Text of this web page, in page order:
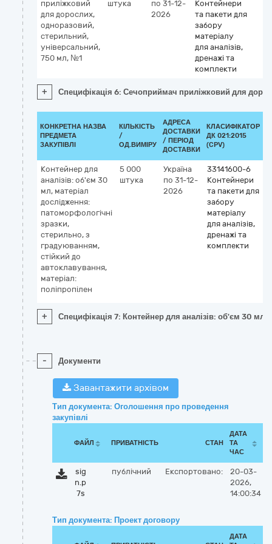
приліжковий
для дорослих,
одноразовий,
стерильний,
універсальний,
750 мл, №1
штука
по 31-12-
2026
Контейнери
та пакети для
забору
матеріалу
для аналізів,
дренажі та
комплекти
+ Специфікація 6: Сечоприймач приліжковий для
КОНКРЕТНА НАЗВА
ПРЕДМЕТА
ЗАКУПІВЛІ
КІЛЬКІСТЬ
/
ОД.ВИМІРУ
АДРЕСА
ДОСТАВКИ
/ ПЕРІОД
ДОСТАВКИ
КЛАСИФІКАТОР
ДК 021:2015
(CPV)
Контейнер для
аналізів: об'єм 30
мл, матеріал
дослідження:
патоморфологічні
зразки,
стерильно, з
градуюванням,
стійкий до
автоклавування,
матеріал:
поліпропілен
5 000
штука
Україна
по 31-12-
2026
33141600-6
Контейнери
та пакети для
забору
матеріалу
для аналізів,
дренажі та
комплекти
+ Специфікація 7: Контейнер для аналізів: об'єм 30 мл,
- Документи
Завантажити архівом
Тип документа: Оголошення про проведення
закупівлі
ФАЙЛ ПРИВАТНІСТЬ СТАН
ДАТА
ТА
ЧАС
sig
n.p
7s
публічний Експортовано:
20-03-
2026,
14:00:34
Тип документа: Проект договору
ДАТА